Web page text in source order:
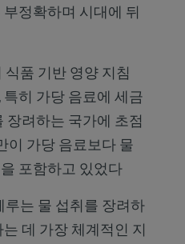
정확하며 시대에 뒤
품 기반 영양 지침
특히 가당 음료에 세금
장려하는 국가에 초점
이 가당 음료보다 물
포함하고 있었다
루는 물 섭취를 장려하
데 가장 체계적인 지